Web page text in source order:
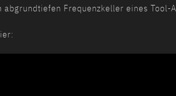
Frequenzkeller eines Tool-